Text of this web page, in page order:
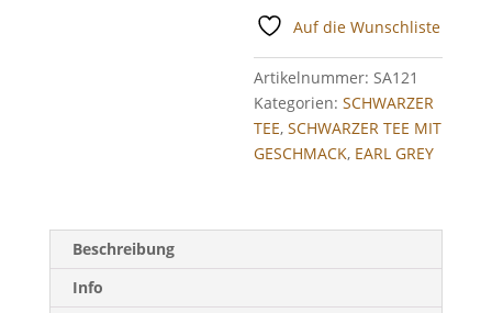
Auf die Wunschliste
Artikelnummer: SA121
Kategorien:SCHWARZER
TEE,SCHWARZER TEE MIT
GESCHMACK, EARL GREY
Beschreibung
Info